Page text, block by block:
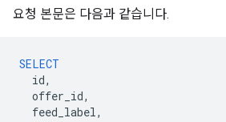
요청 본문은 다음과 같습니다.
SELECT
id,
offer_id,
feed_label,